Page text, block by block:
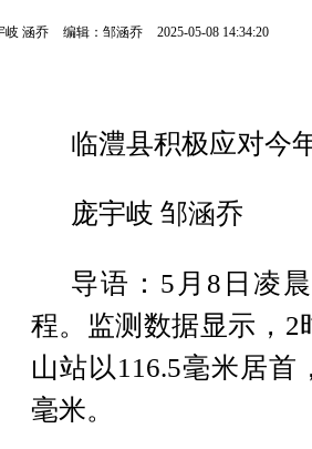
岐 涵乔 编辑：邹涵乔 2025-05-08 14:34:20
临澧县积极应对今
庞宇岐 邹涵乔
导语：5月8日凌
程。监测数据显示，2
山站以116.5毫米居首
毫米。